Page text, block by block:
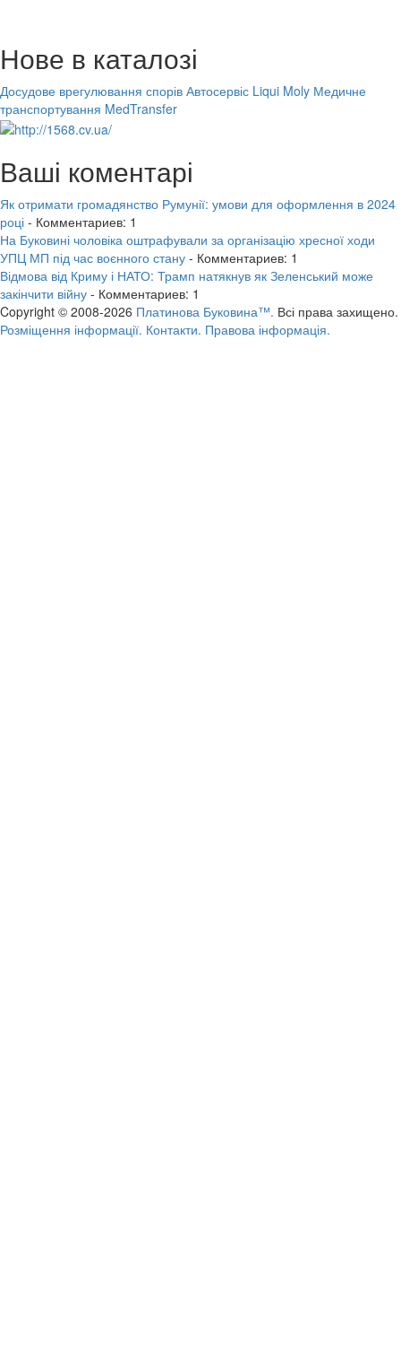
Нове в каталозі
Досудове врегулювання спорів Автосервіс Liqui Moly Медичне
транспортування MedTransfer
Ваші коментарі
Як отримати громадянство Румунії: умови для оформлення в 2024
році - Комментариев: 1
На Буковині чоловіка оштрафували за організацію хресної ходи
УПЦ МП під час воєнного стану - Комментариев: 1
Відмова від Криму і НАТО: Трамп натякнув як Зеленський може
закінчити війну - Комментариев: 1
Copyright © 2008-2026 Платинова Буковина™. Всі права захищено.
Розміщення інформації. Контакти. Правова інформація.